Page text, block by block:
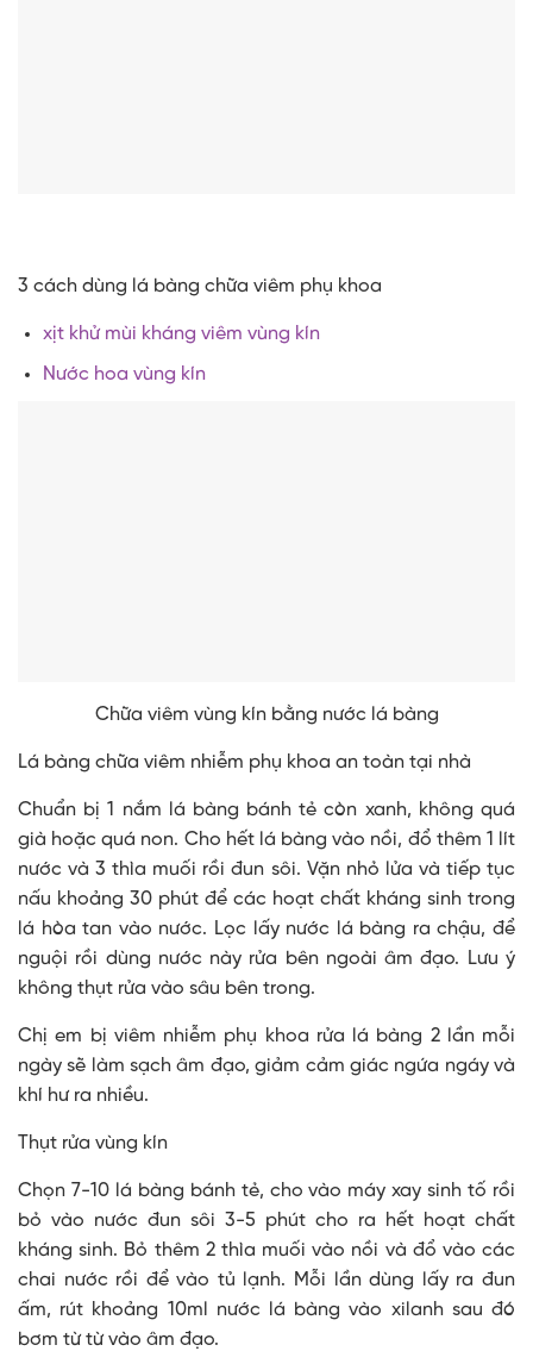
3 cách dùng lá bàng chữa viêm phụ khoa
xịt khử mùi kháng viêm vùng kín
Nước hoa vùng kín
Chữa viêm vùng kín bằng nước lá bàng
Lá bàng chữa viêm nhiễm phụ khoa an toàn tại nhà
Chuẩn bị 1 nắm lá bàng bánh tẻ còn xanh, không quá
già hoặc quá non. Cho hết lá bàng vào nồi, đổ thêm 1 lít
nước và 3 thìa muối rồi đun sôi. Vặn nhỏ lửa và tiếp tục
nấu khoảng 30 phút để các hoạt chất kháng sinh trong
lá hòa tan vào nước. Lọc lấy nước lá bàng ra chậu, để
nguội rồi dùng nước này rửa bên ngoài âm đạo. Lưu ý
không thụt rửa vào sâu bên trong.
Chị em bị viêm nhiễm phụ khoa rửa lá bàng 2 lần mỗi
ngày sẽ làm sạch âm đạo, giảm cảm giác ngứa ngáy và
khí hư ra nhiều.
Thụt rửa vùng kín
Chọn 7-10 lá bàng bánh tẻ, cho vào máy xay sinh tố rồi
bỏ vào nước đun sôi 3-5 phút cho ra hết hoạt chất
kháng sinh. Bỏ thêm 2 thìa muối vào nồi và đổ vào các
chai nước rồi để vào tủ lạnh. Mỗi lần dùng lấy ra đun
ấm, rút khoảng 10ml nước lá bàng vào xilanh sau đó
bơm từ từ vào âm đạo.